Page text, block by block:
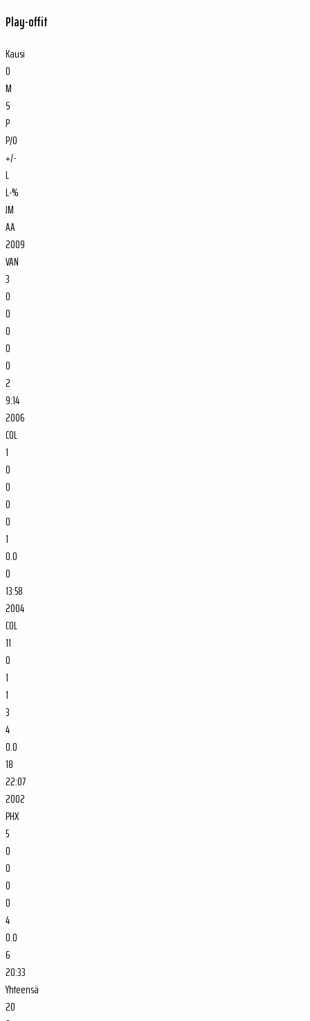
Play-offit
Kausi
O
M
S
P
P/O
+/-
L
L-%
JM
AA
2009
VAN
3
0
0
0
0
0
2
9:14
2006
COL
1
0
0
0
0
1
0.0
0
13:58
2004
COL
11
0
1
1
3
4
0.0
18
22:07
2002
PHX
5
0
0
0
0
4
0.0
6
20:33
Yhteensä
20